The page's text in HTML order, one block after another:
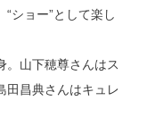
ショー”として楽し
。山下穂尊さんはス
田昌典さんはキュレ